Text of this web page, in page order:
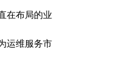
在布局的业
运维服务市